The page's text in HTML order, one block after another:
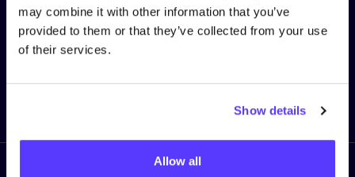
may combine it with other information that you’ve
provided to them or that they’ve collected from your use
of their services.
Show details
Allow all
Correo electrónico*